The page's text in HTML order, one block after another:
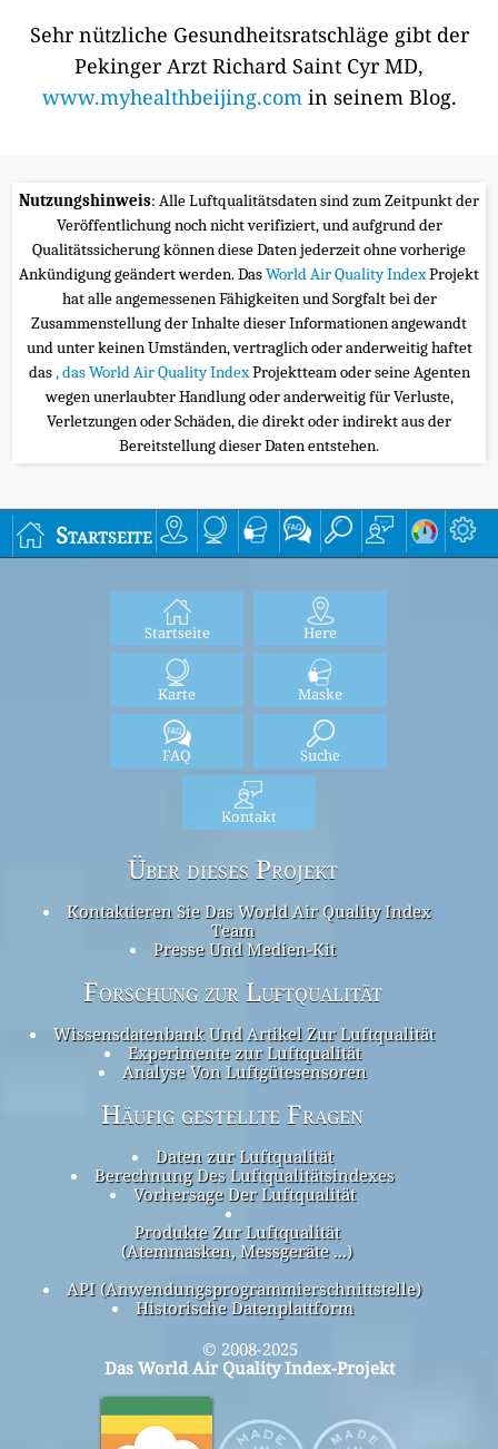
Sehr nützliche Gesundheitsratschläge gibt der
Pekinger Arzt Richard Saint Cyr MD,
www.myhealthbeijing.com in seinem Blog.
Nutzungshinweis: Alle Luftqualitätsdaten sind zum Zeitpunkt der
Veröffentlichung noch nicht verifiziert, und aufgrund der
Qualitätssicherung können diese Daten jederzeit ohne vorherige
Ankündigung geändert werden. DasWorld Air Quality IndexProjekt
hat alle angemessenen Fähigkeiten und Sorgfalt bei der
Zusammenstellung der Inhalte dieser Informationen angewandt
und unter keinen Umständen, vertraglich oder anderweitig haftet
das, das World Air Quality IndexProjektteam oder seine Agenten
wegen unerlaubter Handlung oder anderweitig für Verluste,
Verletzungen oder Schäden, die direkt oder indirekt aus der
Bereitstellung dieser Daten entstehen.
Startseite
Startseite Here
Karte Maske
FAQ Suche
Kontakt
Über dieses Projekt
Kontaktieren Sie Das World Air Quality Index
Team
Presse Und Medien-Kit
Forschung zur Luftqualität
Wissensdatenbank Und Artikel Zur Luftqualität
Experimente zur Luftqualität
Analyse Von Luftgütesensoren
Häufig gestellte Fragen
Daten zur Luftqualität
Berechnung Des Luftqualitätsindexes
Vorhersage Der Luftqualität
Produkte Zur Luftqualität
(Atemmasken, Messgeräte ...)
API (Anwendungsprogrammierschnittstelle)
Historische Datenplattform
© 2008-2025
Das World Air Quality Index-Projekt